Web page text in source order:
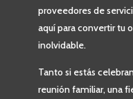
proveedores de
aquí para convertir tu
inolvidable.
Tanto si estás
reunión familiar, una